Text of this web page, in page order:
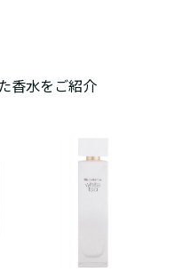
香水をご紹介